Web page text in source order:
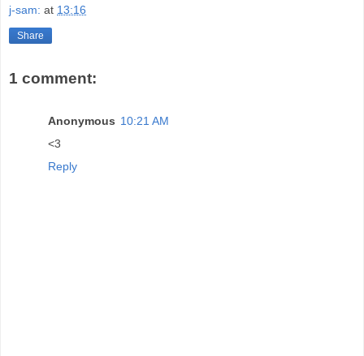
j-sam: at 13:16
Share
1 comment:
Anonymous 10:21 AM
<3
Reply